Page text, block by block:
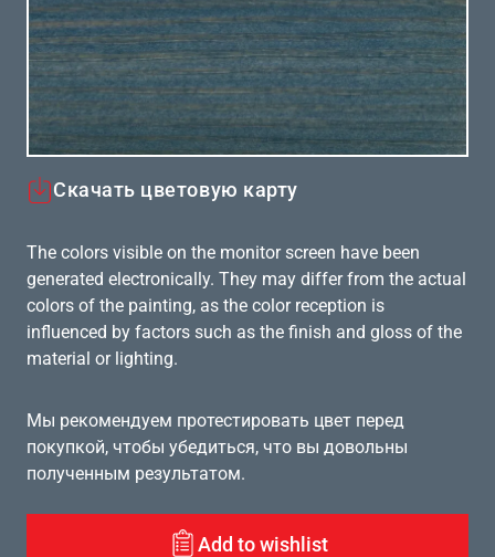
Скачать цветовую карту
The colors visible on the monitor screen have been
generated electronically. They may differ from the actual
colors of the painting, as the color reception is
influenced by factors such as the finish and gloss of the
material or lighting.
Мы рекомендуем протестировать цвет перед
покупкой, чтобы убедиться, что вы довольны
полученным результатом.
Add to wishlist